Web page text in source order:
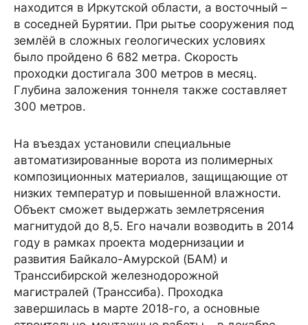
находится в Иркутской области, а восточный –
в соседней Бурятии. При рытье сооружения под
землёй в сложных геологических условиях
было пройдено 6 682 метра. Скорость
проходки достигала 300 метров в месяц.
Глубина заложения тоннеля также составляет
300 метров.
На въездах установили специальные
автоматизированные ворота из полимерных
композиционных материалов, защищающие от
низких температур и повышенной влажности.
Объект сможет выдержать землетрясения
магнитудой до 8,5. Его начали возводить в 2014
году в рамках проекта модернизации и
развития Байкало-Амурской (БАМ) и
Транссибирской железнодорожной
магистралей (Транссиба). Проходка
завершилась в марте 2018-го, а основные